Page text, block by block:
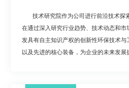
技术研究院作为公司进行前沿技术探
在通过深入研究行业趋势、技术动态和
发具有自主知识产权的创新性环保技术与
以及先进的核心装备，为企业的未来发展